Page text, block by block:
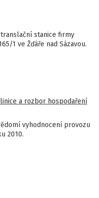
stanice firmy
1 ve Žďáře nad Sázavou.
a rozbor hospodaření
vyhodnocení provozu
2010.